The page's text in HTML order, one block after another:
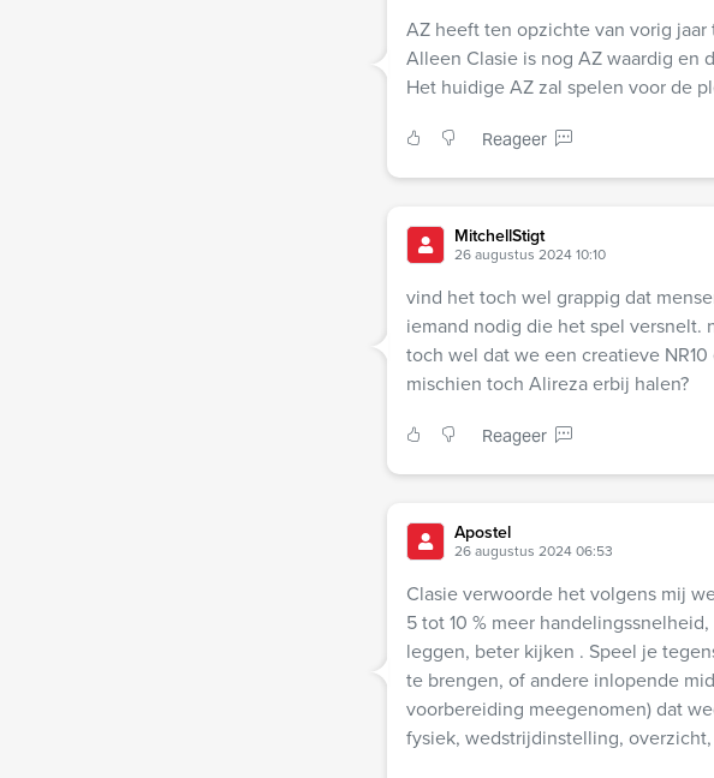
AZ heeft ten opzichte van vorig
Alleen Clasie is nog AZ waardig en
Het huidige AZ zal spelen voor de
Reageer
MitchellStigt
26 augustus 2024 10:10
vind het toch wel grappig dat
iemand nodig die het spel versnelt.
toch wel dat we een creatieve
mischien toch Alireza erbij halen?
Reageer
Apostel
26 augustus 2024 06:53
Clasie verwoorde het volgens mij
5 tot 10 % meer
leggen, beter kijken . Speel je
te brengen, of andere inlopende
voorbereiding meegenomen) dat
fysiek, wedstrijdinstelling,